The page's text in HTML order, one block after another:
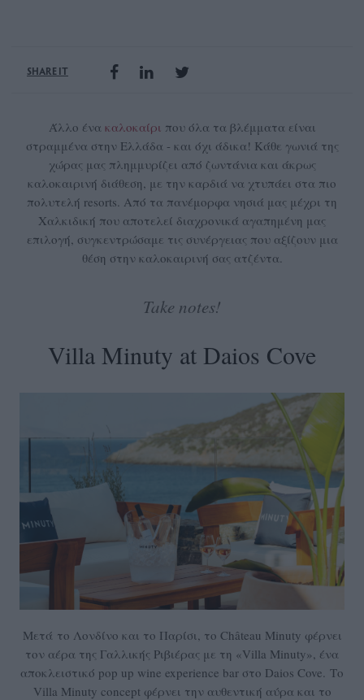
SHARE IT
Άλλο ένα καλοκαίρι που όλα τα βλέμματα είναι
στραμμένα στην Ελλάδα - και όχι άδικα! Κάθε γωνιά της
χώρας μας πλημμυρίζει από ζωντάνια και άκρως
καλοκαιρινή διάθεση, με την καρδιά να χτυπάει στα πιο
πολυτελή resorts. Από τα πανέμορφα νησιά μας μέχρι τη
Χαλκιδική που αποτελεί διαχρονικά αγαπημένη μας
επιλογή, συγκεντρώσαμε τις συνέργειας που αξίζουν μια
θέση στην καλοκαιρινή σας ατζέντα.
Take notes!
Villa Minuty at Daios Cove
Μετά το Λονδίνο και το Παρίσι, το Château Minuty φέρνει
τον αέρα της Γαλλικής Ριβιέρας με τη «Villa Minuty», ένα
αποκλειστικό pop up wine experience bar στο Daios Cove. Το
Villa Minuty concept φέρνει την αυθεντική αύρα και το